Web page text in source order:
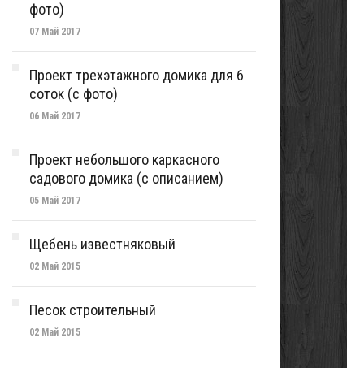
фото)
07 Май 2017
Проект трехэтажного домика для 6
соток (с фото)
06 Май 2017
Проект небольшого каркасного
садового домика (с описанием)
05 Май 2017
Щебень известняковый
02 Май 2015
Песок строительный
02 Май 2015